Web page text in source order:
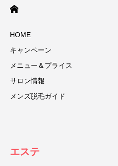
HOME
キャンペーン
メニュー＆プライス
サロン情報
メンズ脱毛ガイド
エステ